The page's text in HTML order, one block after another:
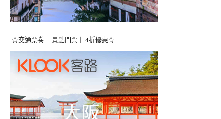
☆交通票卷｜ 景點門票｜ 4折優惠☆